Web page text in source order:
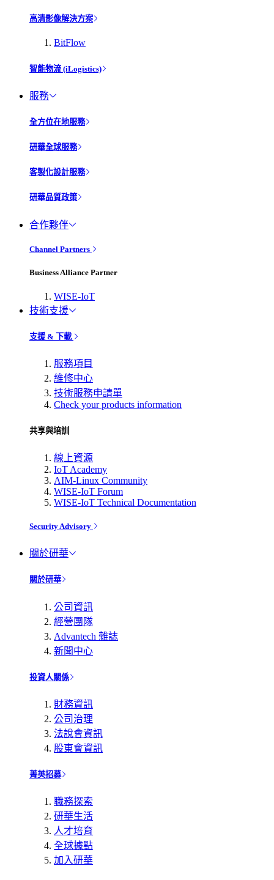
高清影像解決方案
BitFlow
智能物流 (iLogistics)
服務
全方位在地服務
研華全球服務
客製化設計服務
研華品質政策
合作夥伴
Channel Partners
Business Alliance Partner
WISE-IoT
技術支援
支援 & 下載
服務項目
維修中心
技術服務申請單
Check your products information
共享與培訓
線上資源
IoT Academy
AIM-Linux Community
WISE-IoT Forum
WISE-IoT Technical Documentation
Security Advisory
關於研華
關於研華
公司資訊
經營團隊
Advantech 雜誌
新聞中心
投資人關係
財務資訊
公司治理
法說會資訊
股東會資訊
菁英招募
職務探索
研華生活
人才培育
全球據點
加入研華